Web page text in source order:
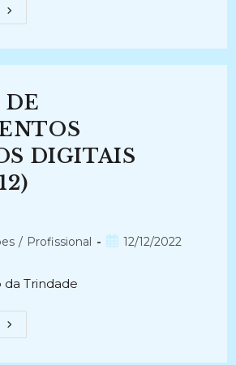
ASSENTAMENTO
FUNCIONAL
DE
DIGITAIS
/ Profissional
Post12/12/2022
Trindade
GESTÃO
DE